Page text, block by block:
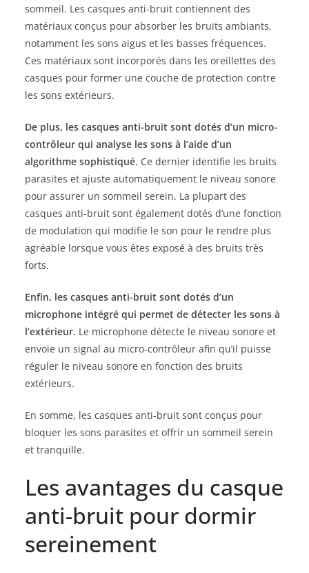
sommeil. Les casques anti-bruit contiennent des
matériaux conçus pour absorber les bruits ambiants,
notamment les sons aigus et les basses fréquences.
Ces matériaux sont incorporés dans les oreillettes des
casques pour former une couche de protection contre
les sons extérieurs.
De plus, les casques anti-bruit sont dotés d’un micro-
contrôleur qui analyse les sons à l’aide d’un
algorithme sophistiqué. Ce dernier identifie les bruits
parasites et ajuste automatiquement le niveau sonore
pour assurer un sommeil serein. La plupart des
casques anti-bruit sont également dotés d’une fonction
de modulation qui modifie le son pour le rendre plus
agréable lorsque vous êtes exposé à des bruits très
forts.
Enfin, les casques anti-bruit sont dotés d’un
microphone intégré qui permet de détecter les sons à
l’extérieur. Le microphone détecte le niveau sonore et
envoie un signal au micro-contrôleur afin qu’il puisse
réguler le niveau sonore en fonction des bruits
extérieurs.
En somme, les casques anti-bruit sont conçus pour
bloquer les sons parasites et offrir un sommeil serein
et tranquille.
Les avantages du casque
anti-bruit pour dormir
sereinement